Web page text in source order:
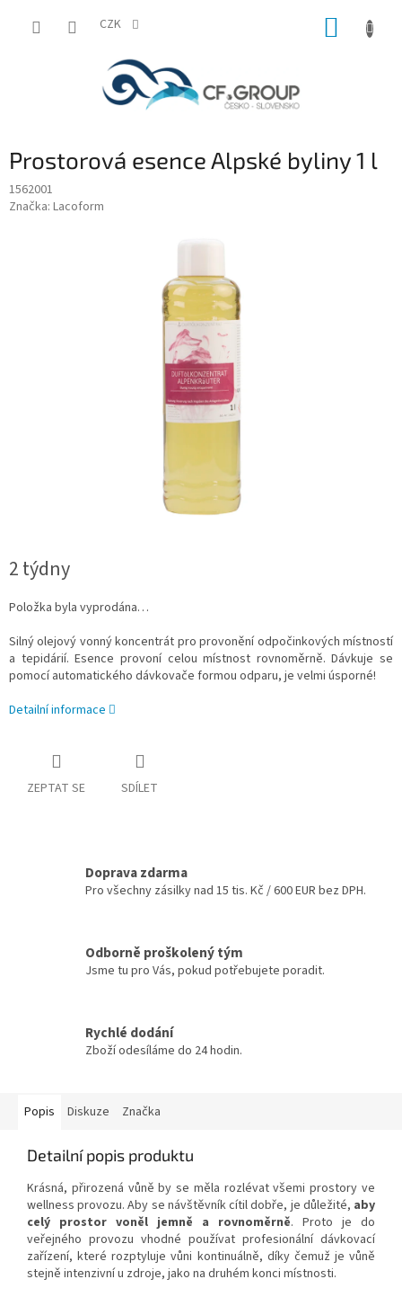
CZK
Prostorová esence Alpské byliny 1 l
1562001
Značka: Lacoform
2 týdny
Položka byla vyprodána…
Silný olejový vonný koncentrát pro provonění odpočinkových místností
a tepidárií. Esence provoní celou místnost rovnoměrně. Dávkuje se
pomocí automatického dávkovače formou odparu, je velmi úsporné!
Detailní informace
ZEPTAT SE SDÍLET
Doprava zdarma
Pro všechny zásilky nad 15 tis. Kč / 600 EUR bez DPH.
Odborně proškolený tým
Jsme tu pro Vás, pokud potřebujete poradit.
Rychlé dodání
Zboží odesíláme do 24 hodin.
Popis Diskuze Značka
Detailní popis produktu
Krásná, přirozená vůně by se měla rozlévat všemi prostory ve
wellness provozu. Aby se návštěvník cítil dobře, je důležité, aby
celý prostor voněl jemně a rovnoměrně. Proto je do
veřejného provozu vhodné používat profesionální dávkovací
zařízení, které rozptyluje vůni kontinuálně, díky čemuž je vůně
stejně intenzivní u zdroje, jako na druhém konci místnosti.